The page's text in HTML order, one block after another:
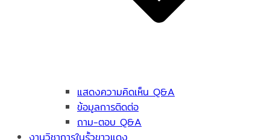
แสดงความคิดเห็น Q&A
ข้อมูลการติดต่อ
ถาม-ตอบ Q&A